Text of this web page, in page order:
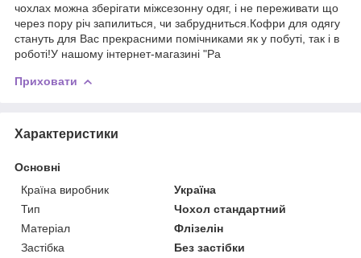
чохлах можна зберігати міжсезонну одяг, і не переживати що
через пору річ запилиться, чи забрудниться.Кофри для одягу
стануть для Вас прекрасними помічниками як у побуті, так і в
роботі!У нашому інтернет-магазині "Ра
Приховати
Характеристики
Основні
Країна виробник
Україна
Тип
Чохол стандартний
Матеріал
Флізелін
Застібка
Без застібки